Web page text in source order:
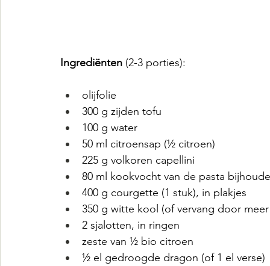
Ingrediënten (2-3 porties):
olijfolie
300 g zijden tofu
100 g water
50 ml citroensap (½ citroen)
225 g volkoren capellini
80 ml kookvocht van de pasta
400 g courgette (1 stuk), in plakjes
350 g witte kool (of vervang door
2 sjalotten, in ringen
zeste van ½ bio citroen
½ el gedroogde dragon (of 1 el verse)